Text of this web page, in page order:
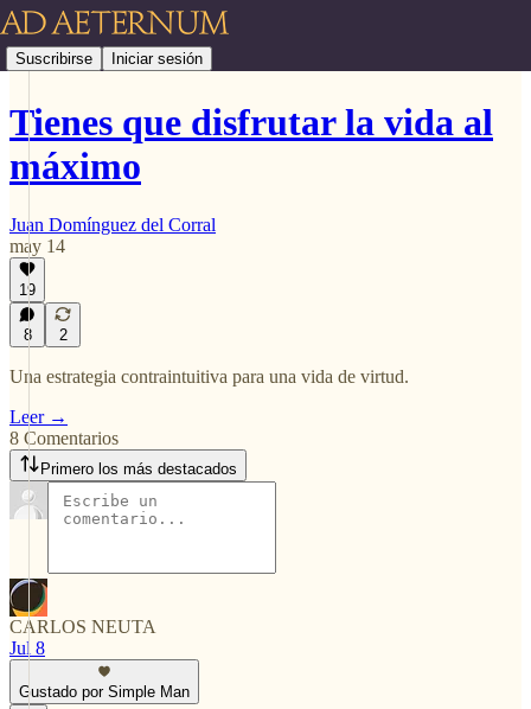
Suscribirse Iniciar sesión
Tienes que disfrutar la vida al
máximo
Juan Domínguez del Corral
may 14
19
8 2
Una estrategia contraintuitiva para una vida de virtud.
Leer →
8 Comentarios
Primero los más destacados
CARLOS NEUTA
Jul 8
Gustado por Simple Man